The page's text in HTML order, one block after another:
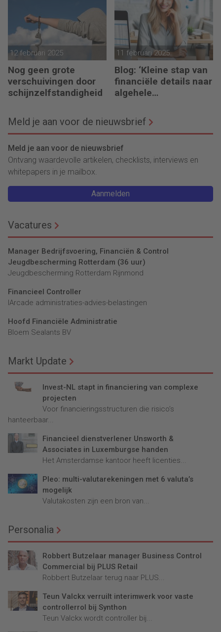
12 februari 2025
Nog geen grote
verschuivingen door
schijnzelfstandigheid
11 februari 2025
Blog: ‘Kleine stap van
financiële details naar
algehele
Meld je aan voor de nieuwsbrief
Meld je aan voor de nieuwsbrief
Ontvang waardevolle artikelen, checklists, interviews en
whitepapers in je mailbox.
Aanmelden
Vacatures
Manager Bedrijfsvoering, Financiën & Control
Jeugdbescherming Rotterdam (36 uur)
Jeugdbescherming Rotterdam Rijnmond
Financieel Controller
lArcade administraties-advies-belastingen
Hoofd Financiële Administratie
Bloem Sealants BV
Markt Update
Invest-NL stapt in financiering van complexe
projecten
Voor financieringsstructuren die risico’s
hanteerbaar...
Financieel dienstverlener Unsworth &
Associates in Luxemburgse handen
Het Amsterdamse kantoor heeft licenties...
Pleo: multi-valutarekeningen met 6 valuta’s
mogelijk
Valutakosten zijn een bron van...
Personalia
Robbert Butzelaar manager Business Control
Commercial bij PLUS Retail
Robbert Butzelaar terug naar PLUS...
Teun Valckx verruilt interimwerk voor vaste
controllerrol bij Synthon
Teun Valckx wordt controller bij...